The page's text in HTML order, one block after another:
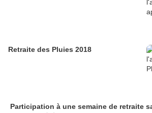
Retraite des Pluies 2018
Participation à une semaine de retraite